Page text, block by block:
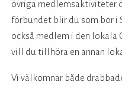
övriga medlemsaktiviteter
förbundet blir du som bor
också medlem i den lokala
vill du tillhöra en annan
Vi välkomnar både